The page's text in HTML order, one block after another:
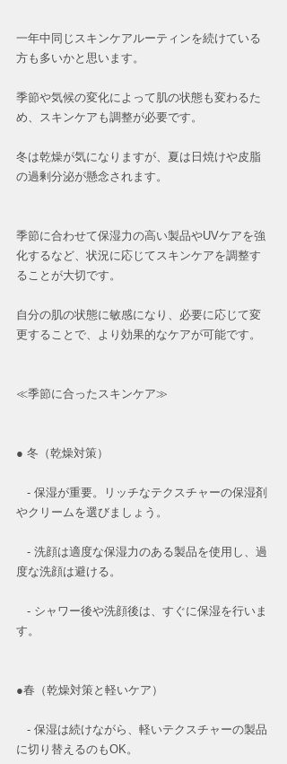
一年中同じスキンケアルーティンを続けている
方も多いかと思います。
季節や気候の変化によって肌の状態も変わるた
め、スキンケアも調整が必要です。
冬は乾燥が気になりますが、夏は日焼けや皮脂
の過剰分泌が懸念されます。
季節に合わせて保湿力の高い製品やUVケアを強
化するなど、状況に応じてスキンケアを調整す
ることが大切です。
自分の肌の状態に敏感になり、必要に応じて変
更することで、より効果的なケアが可能です。
≪季節に合ったスキンケア≫
● 冬（乾燥対策）
- 保湿が重要。リッチなテクスチャーの保湿剤
やクリームを選びましょう。
- 洗顔は適度な保湿力のある製品を使用し、過
度な洗顔は避ける。
- シャワー後や洗顔後は、すぐに保湿を行いま
す。
●春（乾燥対策と軽いケア）
- 保湿は続けながら、軽いテクスチャーの製品
に切り替えるのもOK。